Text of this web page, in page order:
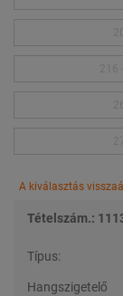
A kiválasztás
Tételszám.:
Típus:
Hangszigetelő